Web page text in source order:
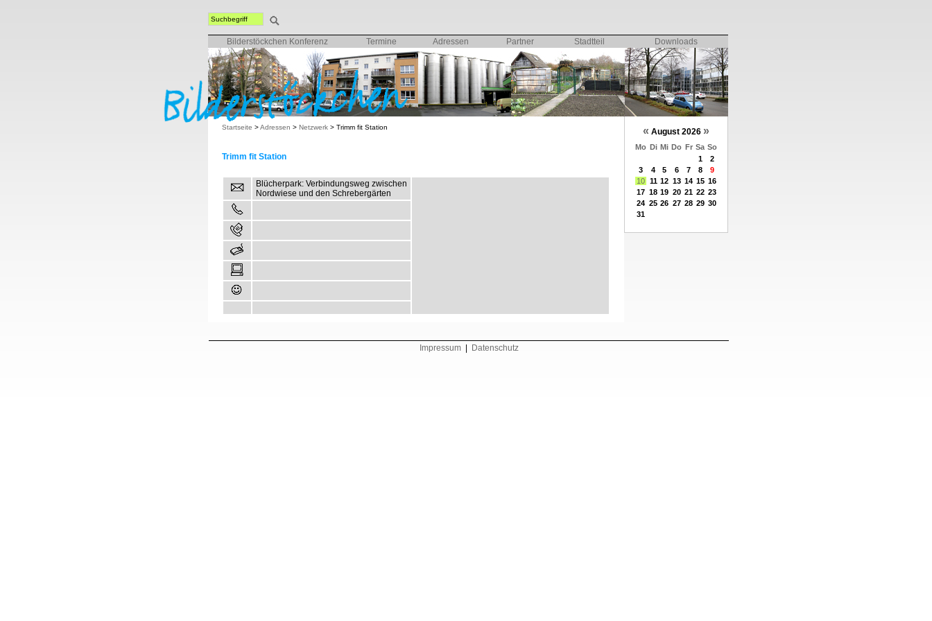
Bilderstöckchen Konferenz Termine Adressen Partner Stadtteil Downloads
Startseite >Adressen > Netzwerk > Trimm fit Station
Trimm fit Station
Blücherpark: Verbindungsweg zwischen
Nordwiese und den Schrebergärten
Impressum| Datenschutz